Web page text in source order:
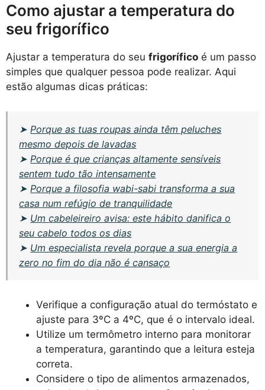
Como ajustar a temperatura do
seu frigorífico
Ajustar a temperatura do seu frigorífico é um passo
simples que qualquer pessoa pode realizar. Aqui
estão algumas dicas práticas:
➤ Porque as tuas roupas ainda têm peluches
mesmo depois de lavadas
➤ Porque é que crianças altamente sensíveis
sentem tudo tão intensamente
➤ Porque a filosofia wabi-sabi transforma a sua
casa num refúgio de tranquilidade
➤ Um cabeleireiro avisa: este hábito danifica o
seu cabelo todos os dias
➤ Um especialista revela porque a sua energia a
zero no fim do dia não é cansaço
Verifique a configuração atual do termóstato e
ajuste para 3ºC a 4ºC, que é o intervalo ideal.
Utilize um termômetro interno para monitorar
a temperatura, garantindo que a leitura esteja
correta.
Considere o tipo de alimentos armazenados,